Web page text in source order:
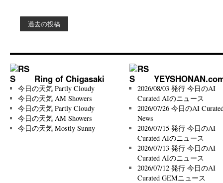
過去の投稿
Ring of Chigasaki
今日の天気 Partly Cloudy
今日の天気 AM Showers
今日の天気 Partly Cloudy
今日の天気 AM Showers
今日の天気 Mostly Sunny
2026/08/03 発行 今日のAI
Curated AIのニュース
2026/07/26 今日のAI
News
2026/07/15 発行 今日のAI
Curated AIのニュース
2026/07/13 発行 今日のAI
Curated AIのニュース
2026/07/12 発行 今日のAI
Curated GEMニュース